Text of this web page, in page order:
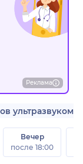
Реклама
ультразвуком
Вечер
после 18:00